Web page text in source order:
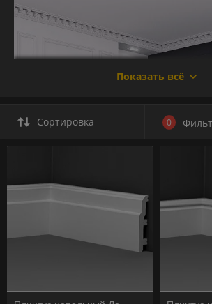
Показать всё
Сортировка 0